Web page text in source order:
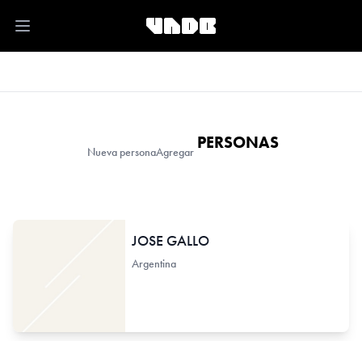
Open main menu
Nueva personaAgregar PERSONAS
JOSE GALLO
Argentina